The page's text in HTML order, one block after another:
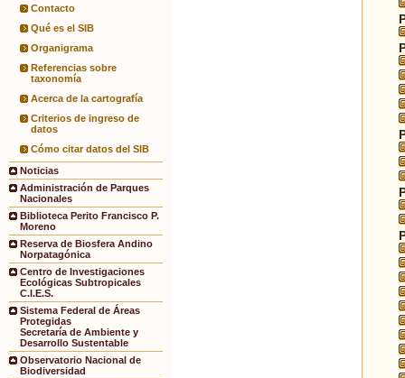
Contacto
Qué es el SIB
Organigrama
Referencias sobre
taxonomía
Acerca de la cartografía
Criterios de ingreso de
datos
Cómo citar datos del SIB
Noticias
Administración de Parques
Nacionales
Biblioteca Perito Francisco P.
Moreno
Reserva de Biosfera Andino
Norpatagónica
Centro de Investigaciones
Ecológicas Subtropicales
C.I.E.S.
Sistema Federal de Áreas
Protegidas
Secretaría de Ambiente y
Desarrollo Sustentable
Observatorio Nacional de
Biodiversidad